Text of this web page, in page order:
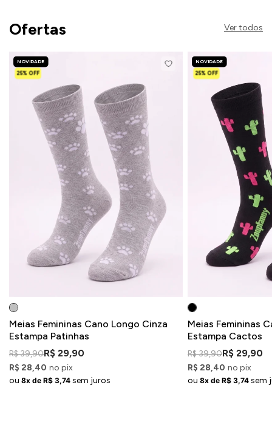
Ofertas Ver todos
NOVIDADE
25% OFF
Meias Femininas Cano Longo Cinza
Estampa Patinhas
R$ 39,90R$ 29,90
R$ 28,40 no pix
ou 8x de R$ 3,74 sem juros
NOVIDADE
25% OFF
Meias Femininas
Estampa Cactos
R$ 39,90R$ 29,90
R$ 28,40 no pix
ou 8x de R$ 3,74 sem